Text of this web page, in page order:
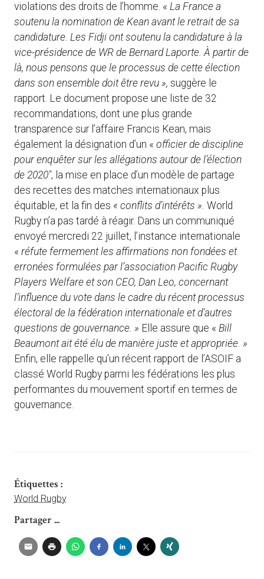
violations des droits de l’homme. « La France a
soutenu la nomination de Kean avant le retrait de sa
candidature. Les Fidji ont soutenu la candidature à la
vice-présidence de WR de Bernard Laporte. À partir de
là, nous pensons que le processus de cette élection
dans son ensemble doit être revu », suggère le
rapport. Le document propose une liste de 32
recommandations, dont une plus grande
transparence sur l’affaire Francis Kean, mais
également la désignation d’un « officier de discipline
pour enquêter sur les allégations autour de l’élection
de 2020″, la mise en place d’un modèle de partage
des recettes des matches internationaux plus
équitable, et la fin des « conflits d’intérêts ». World
Rugby n’a pas tardé à réagir. Dans un communiqué
envoyé mercredi 22 juillet, l’instance internationale
« réfute fermement les affirmations non fondées et
erronées formulées par l’association Pacific Rugby
Players Welfare et son CEO, Dan Leo, concernant
l’influence du vote dans le cadre du récent processus
électoral de la fédération internationale et d’autres
questions de gouvernance. » Elle assure que « Bill
Beaumont ait été élu de manière juste et appropriée. »
Enfin, elle rappelle qu’un récent rapport de l’ASOIF a
classé World Rugby parmi les fédérations les plus
performantes du mouvement sportif en termes de
gouvernance.
Étiquettes :
World Rugby
Partager ...